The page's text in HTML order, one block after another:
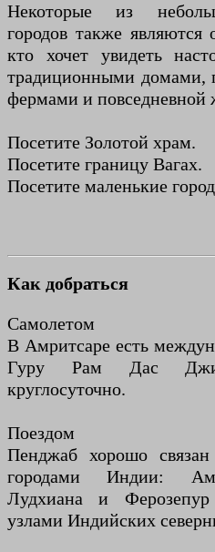
Некоторые из
городов также являются
кто хочет увидеть
традиционными домами,
фермами и повседневной
Посетите Золотой храм.
Посетите границу Вагах.
Посетите маленькие
Как добраться
Самолетом
В Амритсаре есть
Гуру Рам Дас
круглосуточно.
Поездом
Пенджаб хорошо
городами Индии:
Лудхиана и
узлами Индийских